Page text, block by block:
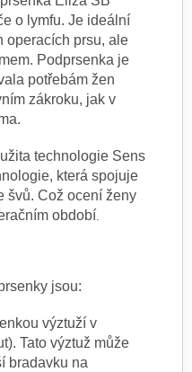
o lymfu. Je ideální
operacích prsu, ale
Podprsenka je
potřebám žen
zákroku, jak v
technologie Sens
která spojuje
švů. Což ocení ženy
období.
jsou:
výztuží v
Tato výztuž může
bradavku na